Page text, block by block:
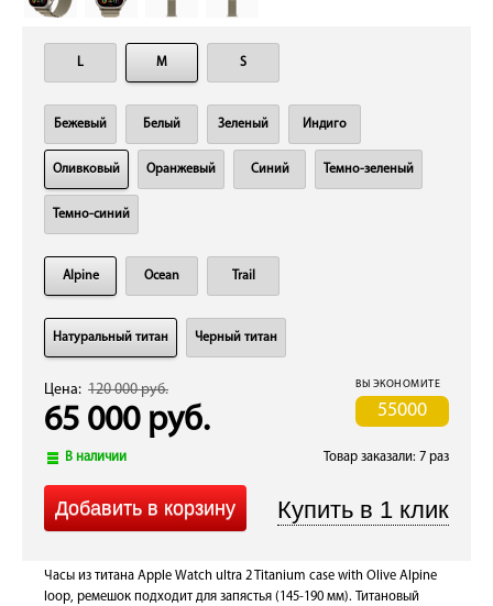
L M S
Бежевый Белый Зеленый Индиго
Оливковый Оранжевый Синий Темно-зеленый
Темно-синий
Alpine Ocean Trail
Натуральный титан Черный титан
Цена: 120 000 руб. ВЫ ЭКОНОМИТЕ
55000
65 000 руб.
В наличии Товар заказали: 7 раз
Часы из титана Apple Watch ultra 2 Titanium case with Olive Alpine
loop, ремешок подходит для запястья (145-190 мм). Титановый